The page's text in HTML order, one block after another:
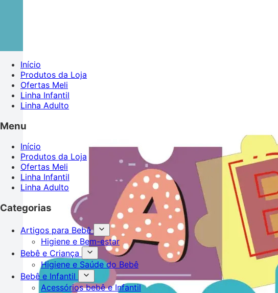
Início
Produtos da Loja
Ofertas Meli
Linha Infantil
Linha Adulto
Menu
Início
Produtos da Loja
Ofertas Meli
Linha Infantil
Linha Adulto
Categorias
Artigos para Bebê
Higiene e Bem-estar
Bebê e Criança
Higiene e Saúde do Bebê
Bebê e Infantil
Acessórios bebê e Infantil